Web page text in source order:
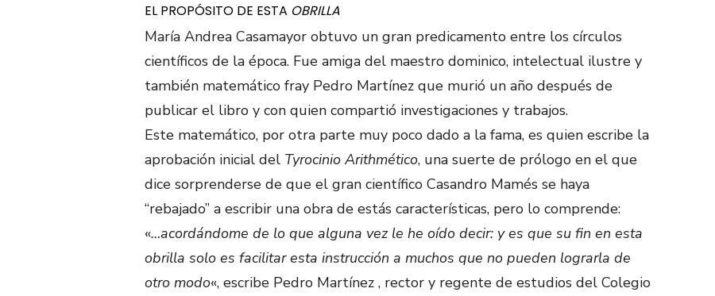
EL PROPÓSITO DE ESTA OBRILLA
María Andrea Casamayor obtuvo un gran predicamento entre los círculos
científicos de la época. Fue amiga del maestro dominico, intelectual ilustre y
también matemático fray Pedro Martínez que murió un año después de
publicar el libro y con quien compartió investigaciones y trabajos.
Este matemático, por otra parte muy poco dado a la fama, es quien escribe la
aprobación inicial del Tyrocinio Arithmético, una suerte de prólogo en el que
dice sorprenderse de que el gran científico Casandro Mamés se haya
“rebajado” a escribir una obra de estás características, pero lo comprende:
«…acordándome de lo que alguna vez le he oído decir: y es que su fin en esta
obrilla solo es facilitar esta instrucción a muchos que no pueden lograrla de
otro modo«, escribe Pedro Martínez , rector y regente de estudios del Colegio